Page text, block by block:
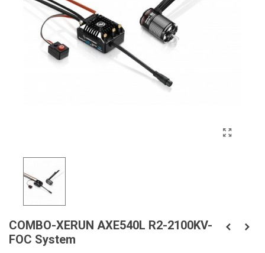
COMBO-XERUN AXE540L R2-2100KV-
FOC System